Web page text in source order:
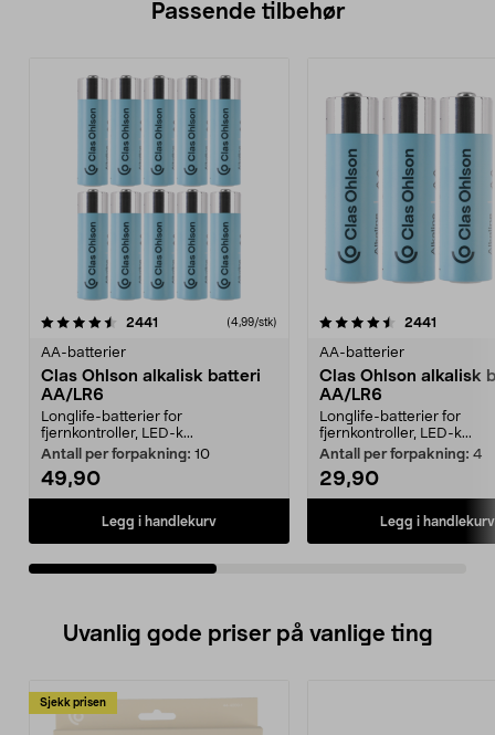
Passende tilbehør
2441 anmeldelser(4,99/stk)
AA-batterier
Clas Ohlson alkalisk batteri
AA/LR6
Longlife-batterier for
fjernkontroller, LED-k...
Antall per forpakning: 10
49,90
Legg i handlekurv
4.5av 5 stjerner 2441
AA-batterier
Clas Ohlson alkalisk
AA/LR6
Longlife-batterier for
fjernkontroller, LED-k...
Antall per forpakning: 4
29,90
Legg i handlekurv
4.5av 5 stjerner
Uvanlig gode priser på vanlige ting
Sjekk prisen